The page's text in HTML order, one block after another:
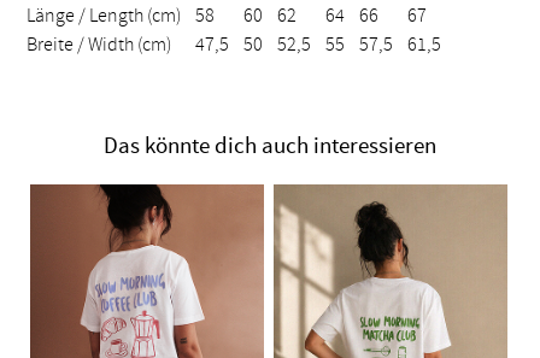
Länge / Length (cm)
58 60 62 64 66
67
Breite / Width (cm)
47,5 50 52,5 55 57,5 61,5
Das könnte dich auch interessieren